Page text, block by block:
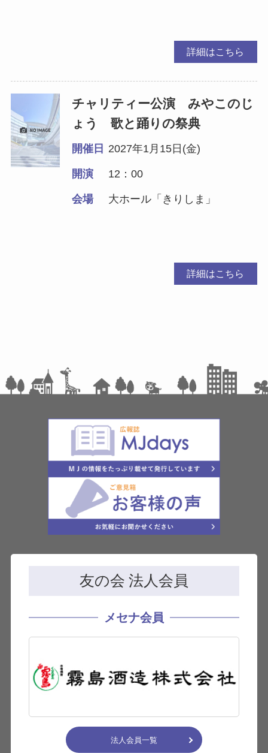
詳細はこちら
チャリティー公演 みやこのじ
ょう 歌と踊りの祭典
開催日 2027年1月15日(金)
開演 12：00
会場 大ホール「きりしま」
詳細はこちら
友の会 法人会員
メセナ会員
法人会員一覧